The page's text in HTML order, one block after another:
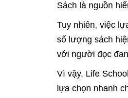
Sách là nguồn
Tuy nhiên, việc
số lượng sách
với người đọc
Vì vậy, Life
lựa chọn nhanh